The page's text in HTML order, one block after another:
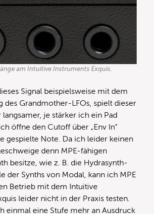
am Intuitive Instruments Exquis.
Signal beispielsweise mit dem
des Grandmother-LFOs, spielt dieser
je stärker ich ein Pad
öffne den Cutoff über „Env In“
gespielte Note. Da ich leider keinen
denn MPE-fähigen
besitze, wie z. B. die Hydrasynth-
der Synths von Modal, kann ich MPE
Betrieb mit dem Intuitive
leider nicht in der Praxis testen.
einmal eine Stufe mehr an Ausdruck